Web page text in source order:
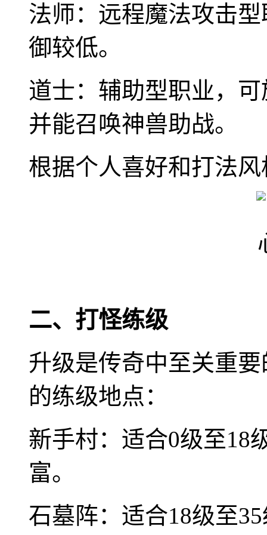
法师：远程魔法攻击
御较低。
道士：辅助型职业，
并能召唤神兽助战。
根据个人喜好和打法
二、打怪练级
升级是传奇中至关重
的练级地点：
新手村：适合0级至18
富。
石墓阵：适合18级至